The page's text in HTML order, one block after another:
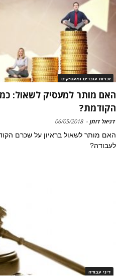
זכויות עובדים ומעסיקים
האם מותר למעסיק לשאול:
הקודמת?
דניאל דותן -
06/05/2018
האם מותר לשאול בראיון על שכרם
לעבודה?
דיני עבודה